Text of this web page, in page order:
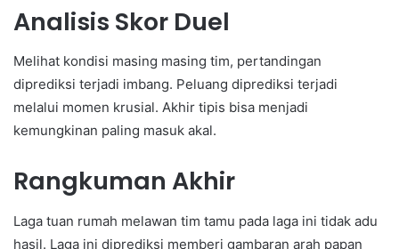
Analisis Skor Duel
Melihat kondisi masing masing tim, pertandingan
diprediksi terjadi imbang. Peluang diprediksi terjadi
melalui momen krusial. Akhir tipis bisa menjadi
kemungkinan paling masuk akal.
Rangkuman Akhir
Laga tuan rumah melawan tim tamu pada laga ini tidak adu
hasil. Laga ini diprediksi memberi gambaran arah papan